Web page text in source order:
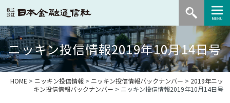
ニッキン投信情報2019年10月14日号
HOME > ニッキン投信情報> ニッキン投信情報バックナンバー > 2019年ニッ
キン投信情報バックナンバー > ニッキン投信情報2019年10月14日号